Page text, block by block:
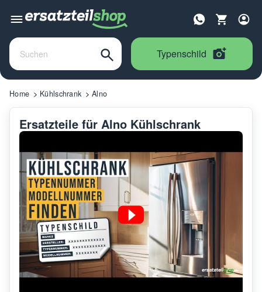
Typenschild
Home Kühlschrank Alno
Ersatzteile für Alno Kühlschrank